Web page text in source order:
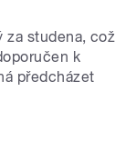
za studena, což
k
předcházet